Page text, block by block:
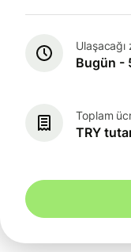
Ulaşacağı
Bugün -
Toplam
TRY